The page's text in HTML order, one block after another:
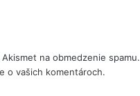
na obmedzenie spamu.
o vašich komentároch.